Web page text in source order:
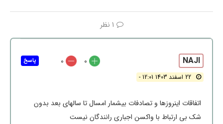
1 نظر
NAJI
22 اسفند 1403 12:01 -
0
0
اتفاقات اینروزها و تصادفات بیشمار امسال تا سالهای بعد بدون
شک بی ارتباط با واکسن اجباری رانندگان نیست
پاسخ